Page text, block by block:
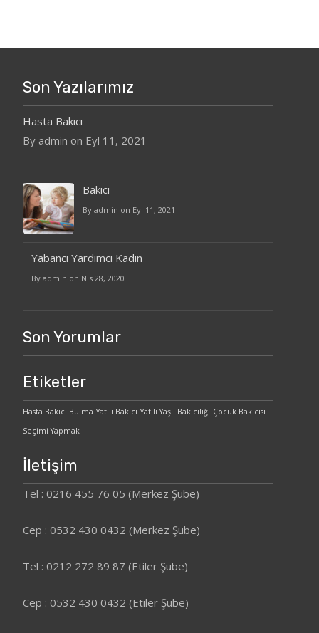
Son Yazılarımız
Hasta Bakıcı
By admin on Eyl 11, 2021
Bakıcı
By admin on Eyl 11, 2021
Yabancı Yardımcı Kadın
By admin on Nis 28, 2020
Son Yorumlar
Etiketler
Hasta Bakıcı Bulma Yatılı Bakıcı Yatılı Yaşlı Bakıcılığı Çocuk Bakıcısı
Seçimi Yapmak
İletişim
Tel : 0216 455 76 05 (Merkez Şube)
Cep : 0532 430 0432 (Merkez Şube)
Tel : 0212 272 89 87 (Etiler Şube)
Cep : 0532 430 0432 (Etiler Şube)